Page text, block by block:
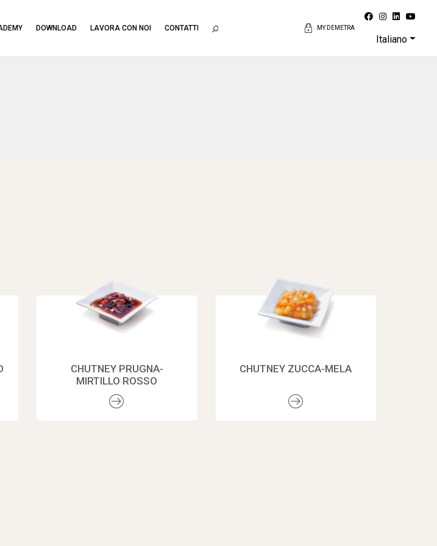
DOWNLOAD LAVORA CON NOI CONTATTI MY DEMETRA
Italiano
CHUTNEY PRUGNA-
MIRTILLO ROSSO
CHUTNEY ZUCCA-MELA